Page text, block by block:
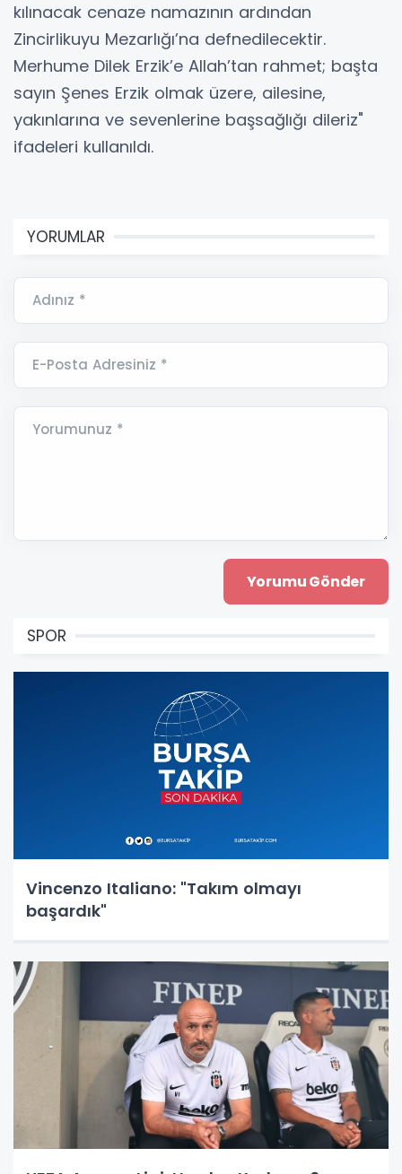
kılınacak cenaze namazının ardından
Zincirlikuyu Mezarlığı’na defnedilecektir.
Merhume Dilek Erzik’e Allah’tan rahmet; başta
sayın Şenes Erzik olmak üzere, ailesine,
yakınlarına ve sevenlerine başsağlığı dileriz"
ifadeleri kullanıldı.
YORUMLAR
Adınız *
E-Posta Adresiniz *
Yorumunuz *
SPOR
Vincenzo Italiano: "Takım olmayı
başardık"